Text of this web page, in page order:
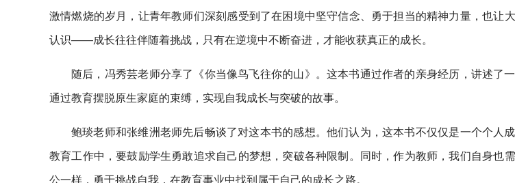
激情燃烧的岁月，让青年教师们深刻感受到了在困境中坚守信念、勇于担当的精神力量，也让
认识——成长往往伴随着挑战，只有在逆境中不断奋进，才能收获真正的成长。
随后，冯秀芸老师分享了《你当像鸟飞往你的山》。这本书通过作者的亲身经历，讲述了
通过教育摆脱原生家庭的束缚，实现自我成长与突破的故事。
鲍琰老师和张维洲老师先后畅谈了对这本书的感想。他们认为，这本书不仅仅是一个个人
教育工作中，要鼓励学生勇敢追求自己的梦想，突破各种限制。同时，作为教师，我们自身也
公一样，勇于挑战自我，在教育事业中找到属于自己的成长之路。